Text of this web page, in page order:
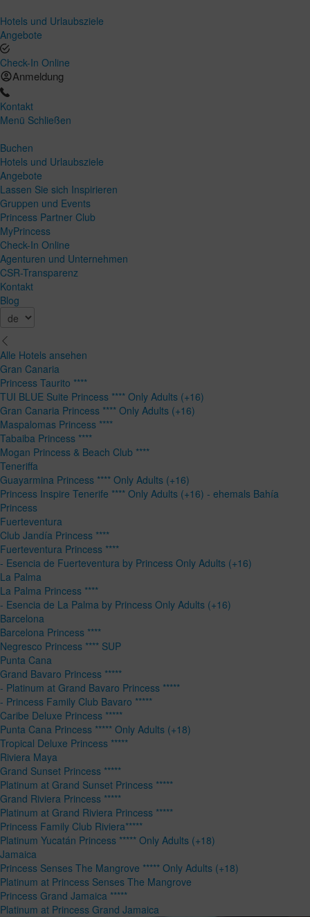
Hotels und Urlaubsziele
Angebote
Check-In Online
Anmeldung
Kontakt
Menü Schließen
Buchen
Hotels und Urlaubsziele
Angebote
Lassen Sie sich Inspirieren
Gruppen und Events
Princess Partner Club
MyPrincess
Check-In Online
Agenturen und Unternehmen
CSR-Transparenz
Kontakt
Blog
Alle Hotels ansehen
Gran Canaria
Princess Taurito ****
TUI BLUE Suite Princess **** Only Adults (+16)
Gran Canaria Princess **** Only Adults (+16)
Maspalomas Princess ****
Tabaiba Princess ****
Mogan Princess & Beach Club ****
Teneriffa
Guayarmina Princess **** Only Adults (+16)
Princess Inspire Tenerife **** Only Adults (+16) - ehemals Bahía
Princess
Fuerteventura
Club Jandía Princess ****
Fuerteventura Princess ****
- Esencia de Fuerteventura by Princess Only Adults (+16)
La Palma
La Palma Princess ****
- Esencia de La Palma by Princess Only Adults (+16)
Barcelona
Barcelona Princess ****
Negresco Princess **** SUP
Punta Cana
Grand Bavaro Princess *****
- Platinum at Grand Bavaro Princess *****
- Princess Family Club Bavaro *****
Caribe Deluxe Princess *****
Punta Cana Princess ***** Only Adults (+18)
Tropical Deluxe Princess *****
Riviera Maya
Grand Sunset Princess *****
Platinum at Grand Sunset Princess *****
Grand Riviera Princess *****
Platinum at Grand Riviera Princess *****
Princess Family Club Riviera*****
Platinum Yucatán Princess ***** Only Adults (+18)
Jamaica
Princess Senses The Mangrove ***** Only Adults (+18)
Platinum at Princess Senses The Mangrove
Princess Grand Jamaica *****
Platinum at Princess Grand Jamaica